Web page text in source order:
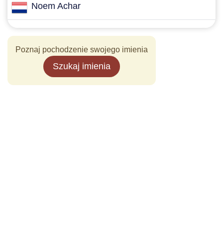
Noem Achar
Poznaj pochodzenie swojego imienia
Szukaj imienia